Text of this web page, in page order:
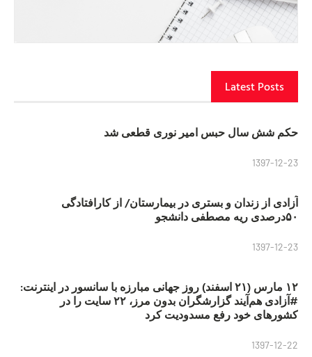
Latest Posts
حکم شش سال حبس امیر نوری قطعی شد
1397-12-23
آزادی از زندان و بستری در بیمارستان/ از کارافتادگی
۵۰درصدی ریه مصطفی دانشجو
1397-12-23
۱۲ مارس (۲۱ اسفند) روز جهانی مبارزه با سانسور در اینترنت:
#آزادی هم‌آیند گزارشگران‌ بدون مرز، ۲۲ سایت را در
کشورهای خود رفع مسدودیت کرد
1397-12-22